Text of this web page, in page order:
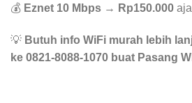
💰 Eznet 10 Mbps → Rp150.000
💡 Butuh info WiFi murah lebih
ke 0821-8088-1070 buat Pasang